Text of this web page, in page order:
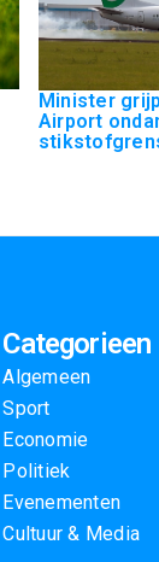
Minister
Airport
Categorieen
Algemeen
Sport
Economie
Politiek
Evenementen
Cultuur & Media